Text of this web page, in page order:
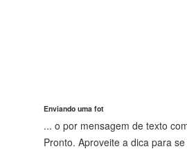
Enviando uma fot
... o por mensagem de texto
Pronto. Aproveite a dica para